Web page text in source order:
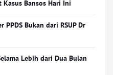
Kasus Bansos Hari Ini
PPDS Bukan dari RSUP Dr
Lebih dari Dua Bulan